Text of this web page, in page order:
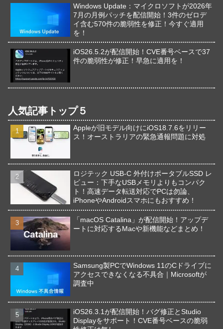
Windows Update：マイクロソフトが2026年
7月の月例パッチを配信開始！3件のゼロデ
イ含む570件の脆弱性を修正！今すぐ適用
を！
iOS26.5.2が配信開始！CVE番号ベースで37
件の脆弱性が修正！早急に適用を！
人気記事トップ５
Appleが旧モデル向けにiOS18.7.6をリリー
ス！オーストラリアの緊急通報問題に対処
ロジテック USB-C 外付けポータブルSSD レ
ビュー：下手なUSBメモリよりもコンパク
ト！高速データ転送対応でPCは勿論、
iPhoneやAndroidスマホにもおすすめ！
「macOS Catalina」が配信開始！アップデ
ートに対応するMacや新機能などまとめ！
Samsung製PCでWindows 11のCドライブに
アクセスできなくなる不具合｜Microsoftが
調査中
iOS26.3.1が配信開始！バグ修正とStudio
Displayをサポート！CVE番号ベースの脆弱